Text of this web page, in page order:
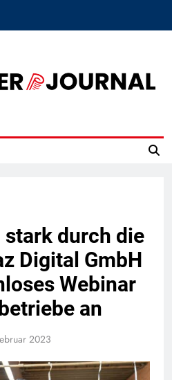
durch die
Digital GmbH
Webinar
an
2023